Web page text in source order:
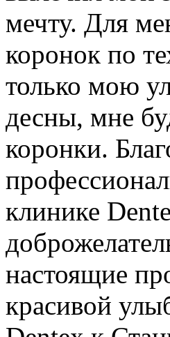
мечту. Для
коронок по
только мою
десны, мне
коронки.
клинике
настоящие
красивой